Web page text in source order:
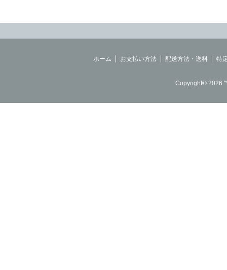
ホーム お支払い方法 配送方法・送料 特
Copyright© 2026